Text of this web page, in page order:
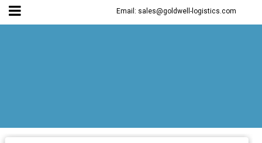
Email: sales@goldwell-logistics.com